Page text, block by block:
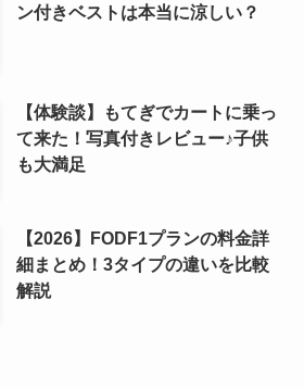
ン付きベストは本当に涼しい？
【体験談】もてぎでカートに乗っ
て来た！写真付きレビュー♪子供
も大満足
【2026】FODF1プランの料金詳
細まとめ！3タイプの違いを比較
解説